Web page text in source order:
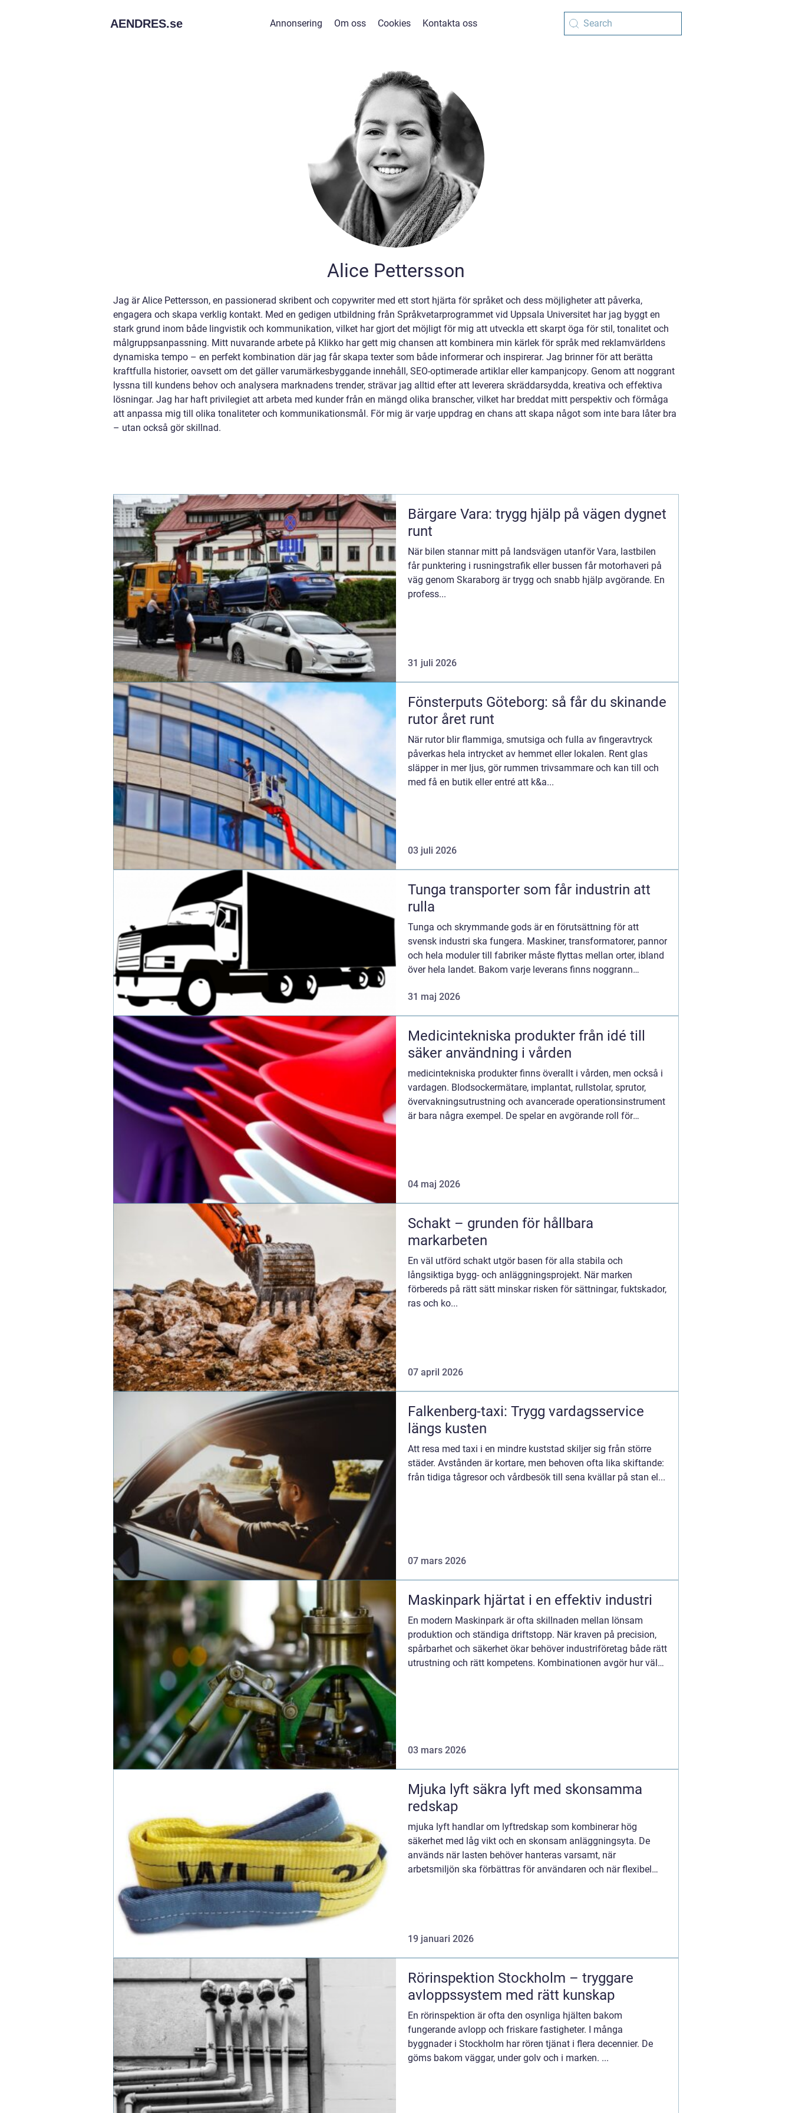
AENDRES.se Annonsering Om oss Cookies Kontakta oss
Alice Pettersson
Jag är Alice Pettersson, en passionerad skribent och copywriter med ett stort hjärta för språket och dess möjligheter att påverka,
engagera och skapa verklig kontakt. Med en gedigen utbildning från Språkvetarprogrammet vid Uppsala Universitet har jag byggt en
stark grund inom både lingvistik och kommunikation, vilket har gjort det möjligt för mig att utveckla ett skarpt öga för stil, tonalitet och
målgruppsanpassning. Mitt nuvarande arbete på Klikko har gett mig chansen att kombinera min kärlek för språk med reklamvärldens
dynamiska tempo – en perfekt kombination där jag får skapa texter som både informerar och inspirerar. Jag brinner för att berätta
kraftfulla historier, oavsett om det gäller varumärkesbyggande innehåll, SEO-optimerade artiklar eller kampanjcopy. Genom att noggrant
lyssna till kundens behov och analysera marknadens trender, strävar jag alltid efter att leverera skräddarsydda, kreativa och effektiva
lösningar. Jag har haft privilegiet att arbeta med kunder från en mängd olika branscher, vilket har breddat mitt perspektiv och förmåga
att anpassa mig till olika tonaliteter och kommunikationsmål. För mig är varje uppdrag en chans att skapa något som inte bara låter bra
– utan också gör skillnad.
Bärgare Vara: trygg hjälp på vägen dygnet
runt
När bilen stannar mitt på landsvägen utanför Vara, lastbilen
får punktering i rusningstrafik eller bussen får motorhaveri på
väg genom Skaraborg är trygg och snabb hjälp avgörande. En
profess...
31 juli 2026
Fönsterputs Göteborg: så får du skinande
rutor året runt
När rutor blir flammiga, smutsiga och fulla av fingeravtryck
påverkas hela intrycket av hemmet eller lokalen. Rent glas
släpper in mer ljus, gör rummen trivsammare och kan till och
med få en butik eller entré att k&a...
03 juli 2026
Tunga transporter som får industrin att
rulla
Tunga och skrymmande gods är en förutsättning för att
svensk industri ska fungera. Maskiner, transformatorer, pannor
och hela moduler till fabriker måste flyttas mellan orter, ibland
över hela landet. Bakom varje leverans finns noggrann
31 maj 2026
Medicintekniska produkter från idé till
säker användning i vården
medicintekniska produkter finns överallt i vården, men också i
vardagen. Blodsockermätare, implantat, rullstolar, sprutor,
övervakningsutrustning och avancerade operationsinstrument
är bara några exempel. De spelar en avgörande roll för
04 maj 2026
Schakt – grunden för hållbara
markarbeten
En väl utförd schakt utgör basen för alla stabila och
långsiktiga bygg- och anläggningsprojekt. När marken
förbereds på rätt sätt minskar risken för sättningar, fuktskador,
ras och ko...
07 april 2026
Falkenberg-taxi: Trygg vardagsservice
längs kusten
Att resa med taxi i en mindre kuststad skiljer sig från större
städer. Avstånden är kortare, men behoven ofta lika skiftande:
från tidiga tågresor och vårdbesök till sena kvällar på stan el...
07 mars 2026
Maskinpark hjärtat i en effektiv industri
En modern Maskinpark är ofta skillnaden mellan lönsam
produktion och ständiga driftstopp. När kraven på precision,
spårbarhet och säkerhet ökar behöver industriföretag både rätt
utrustning och rätt kompetens. Kombinationen avgör hur väl
03 mars 2026
Mjuka lyft säkra lyft med skonsamma
redskap
mjuka lyft handlar om lyftredskap som kombinerar hög
säkerhet med låg vikt och en skonsam anläggningsyta. De
används när lasten behöver hanteras varsamt, när
arbetsmiljön ska förbättras för användaren och när flexibel
19 januari 2026
Rörinspektion Stockholm – tryggare
avloppssystem med rätt kunskap
En rörinspektion är ofta den osynliga hjälten bakom
fungerande avlopp och friskare fastigheter. I många
byggnader i Stockholm har rören tjänat i flera decennier. De
göms bakom väggar, under golv och i marken. ...